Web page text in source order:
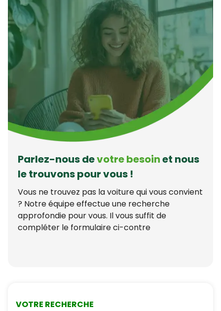
Parlez-nous devotre besoinet nous
le trouvons pour vous !
Vous ne trouvez pas la voiture qui vous convient
? Notre équipe effectue une recherche
approfondie pour vous. Il vous suffit de
compléter le formulaire ci-contre
VOTRE RECHERCHE